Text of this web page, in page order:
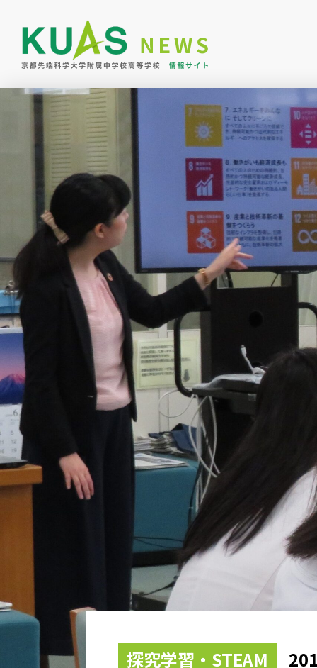
探究学習・STEAM